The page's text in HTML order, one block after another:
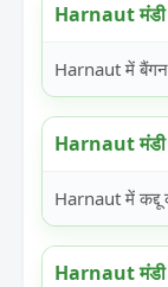
Harnaut मंडी
Harnaut में
Harnaut मंडी
Harnaut में
Harnaut मंडी